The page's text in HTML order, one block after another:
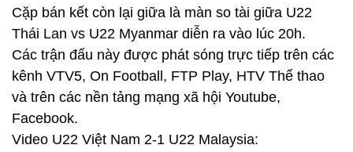
Cặp bán kết còn lại giữa là màn so tài giữa U22
Thái Lan vs U22 Myanmar diễn ra vào lúc 20h.
Các trận đấu này được phát sóng trực tiếp trên các
kênh VTV5, On Football, FTP Play, HTV Thể thao
và trên các nền tảng mạng xã hội Youtube,
Facebook.
Video U22 Việt Nam 2-1 U22 Malaysia: